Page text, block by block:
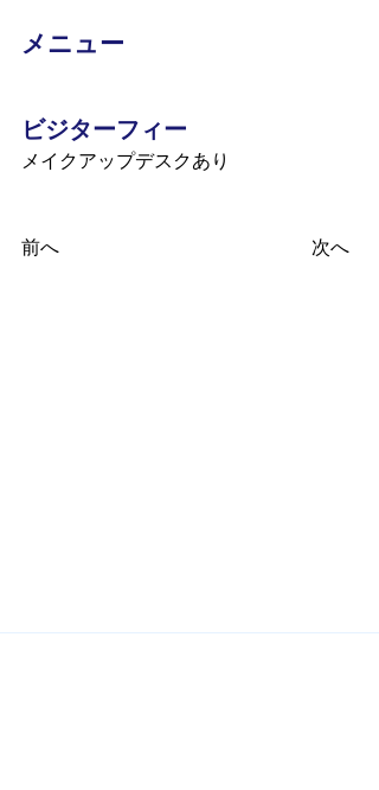
メニュー
ビジターフィー
メイクアップデスクあり
前へ 次へ